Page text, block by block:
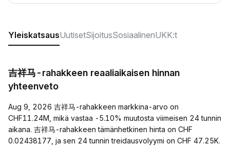
YleiskatsausUutisetSijoitusSosiaalinenUKK:t
吉祥马-rahakkeen reaaliaikaisen hinnan
yhteenveto
Aug 9, 2026 吉祥马-rahakkeen markkina-arvo on
CHF11.24M, mikä vastaa -5.10% muutosta viimeisen 24 tunnin
aikana. 吉祥马-rahakkeen tämänhetkinen hinta on CHF
0.02438177, ja sen 24 tunnin treidausvolyymi on CHF 47.25K.